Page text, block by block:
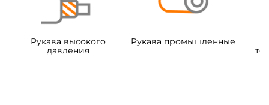
Рукава высокого
давления
Рукава промышленные